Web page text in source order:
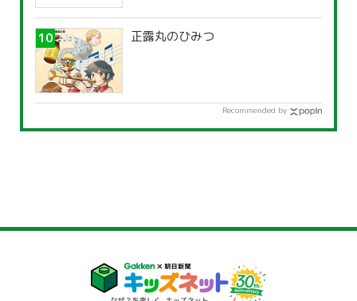
正露丸のひみつ
Recommended by